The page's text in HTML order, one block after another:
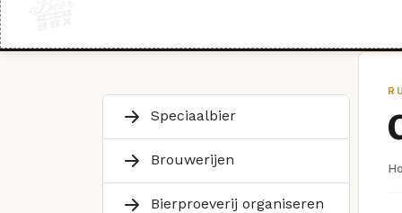
Speciaalbier
Brouwerijen
Bierproeverij organiseren